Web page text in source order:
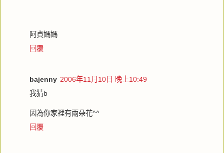
阿貞媽媽
回覆
bajenny 2006年11月10日 晚上10:49
我猜b
因為你家裡有兩朵花^^
回覆